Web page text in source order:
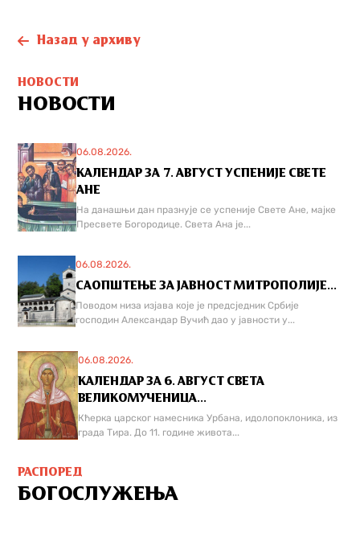
Назад у архиву
НОВОСТИ
НОВОСТИ
06.08.2026.
КАЛЕНДАР ЗА 7. АВГУСТ УСПЕНИЈЕ СВЕТЕ
АНЕ
На данашњи дан празнује се успеније Свете Ане, мајке
Пресвете Богородице. Света Ана је...
06.08.2026.
САОПШТЕЊЕ ЗА ЈАВНОСТ МИТРОПОЛИЈЕ...
Поводом низа изјава које је предсједник Србије
господин Александар Вучић дао у јавности у...
06.08.2026.
КАЛЕНДАР ЗА 6. АВГУСТ СВЕТА
ВЕЛИКОМУЧЕНИЦА...
Кћерка царског намесника Урбана, идолопоклоника, из
града Тира. До 11. године живота...
РАСПОРЕД
БОГОСЛУЖЕЊА